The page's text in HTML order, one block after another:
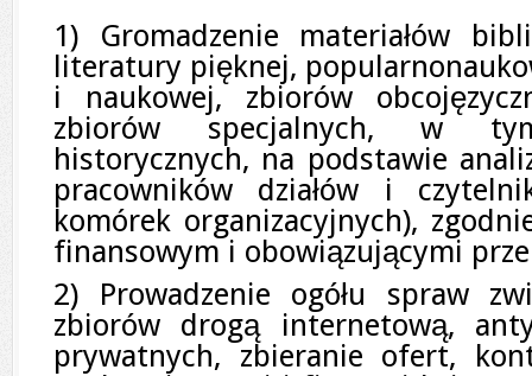
1) Gromadzenie materiałów
literatury pięknej,
i naukowej, zbiorów
zbiorów specjalnych, w
historycznych, na podstawie
pracowników działów i
komórek organizacyjnych),
finansowym i obowiązującymi
2) Prowadzenie ogółu spraw
zbiorów drogą internetową,
prywatnych, zbieranie ofert,